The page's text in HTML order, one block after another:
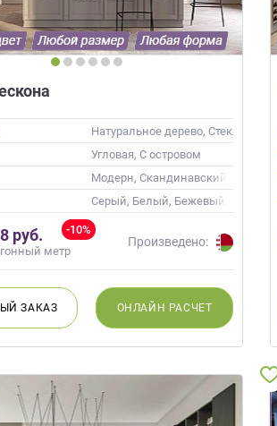
Натуральное дерево, Стекло,
Угловая, С островом
Модерн, Скандинавский,
Серый, Белый, Бежевый,
-10%
руб.
метр
Произведено:
ЗАКАЗ ОНЛАЙН РАСЧЕТ